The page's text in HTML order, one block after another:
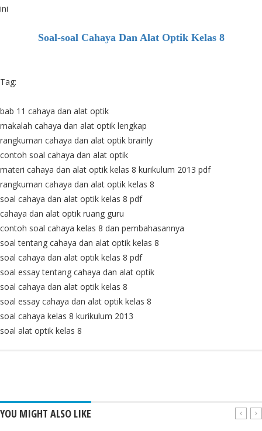
ini
Soal-soal Cahaya Dan Alat Optik Kelas 8
Tag:
bab 11 cahaya dan alat optik
makalah cahaya dan alat optik lengkap
rangkuman cahaya dan alat optik brainly
contoh soal cahaya dan alat optik
materi cahaya dan alat optik kelas 8 kurikulum 2013 pdf
rangkuman cahaya dan alat optik kelas 8
soal cahaya dan alat optik kelas 8 pdf
cahaya dan alat optik ruang guru
contoh soal cahaya kelas 8 dan pembahasannya
soal tentang cahaya dan alat optik kelas 8
soal cahaya dan alat optik kelas 8 pdf
soal essay tentang cahaya dan alat optik
soal cahaya dan alat optik kelas 8
soal essay cahaya dan alat optik kelas 8
soal cahaya kelas 8 kurikulum 2013
soal alat optik kelas 8
YOU MIGHT ALSO LIKE